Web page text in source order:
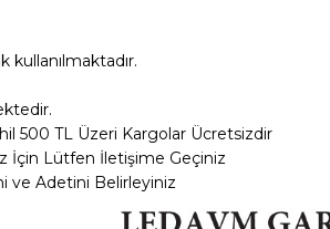
kullanılmaktadır.
500 TL Üzeri Kargolar Ücretsizdir
İçin Lütfen İletişime Geçiniz
ve Adetini Belirleyiniz